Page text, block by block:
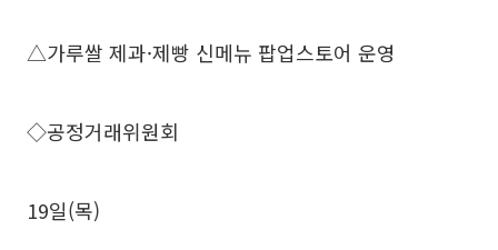
△가루쌀 제과·제빵 신메뉴 팝업스토어 운영
◇공정거래위원회
19일(목)